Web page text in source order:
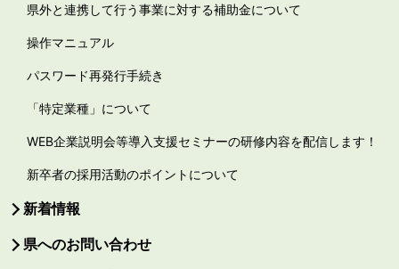
県外と連携して行う事業に対する補助金について
操作マニュアル
パスワード再発行手続き
「特定業種」について
WEB企業説明会等導入支援セミナーの研修内容を配信します！
新卒者の採用活動のポイントについて
新着情報
県へのお問い合わせ